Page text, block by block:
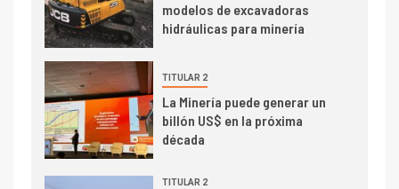
Informe bimensual de
Cochilco: precio del cobre
5
Estudio revela cómo el precio
del cobre y educación superior
modelos de excavadoras
hidráulicas para minería
TITULAR 2
La Minería puede generar un
billón US$ en la próxima
década
TITULAR 2